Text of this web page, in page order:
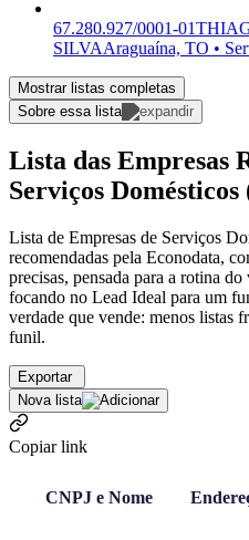
67.280.927/0001-01
SILVAAraguaína, TO •
Mostrar listas completas
Sobre essa lista
Lista das Empresas
Serviços
Lista de Empresas de Serviços
recomendadas pela Econodata,
precisas, pensada para a rotina
focando no Lead Ideal para um
verdade que vende: menos listas
funil.
Exportar
Nova lista
Copiar link
CNPJ e Nome